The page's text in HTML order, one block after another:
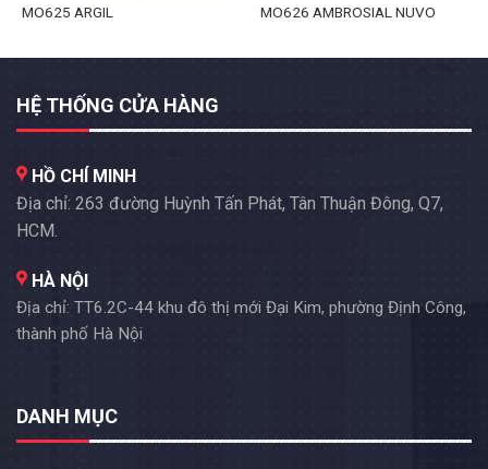
MO625 ARGIL MO626 AMBROSIAL NUVO
HỆ THỐNG CỬA HÀNG
HỒ CHÍ MINH
Địa chỉ: 263 đường Huỳnh Tấn Phát, Tân Thuận Đông, Q7,
HCM.
HÀ NỘI
Địa chỉ: TT6.2C-44 khu đô thị mới Đại Kim, phường Định Công,
thành phố Hà Nội
DANH MỤC